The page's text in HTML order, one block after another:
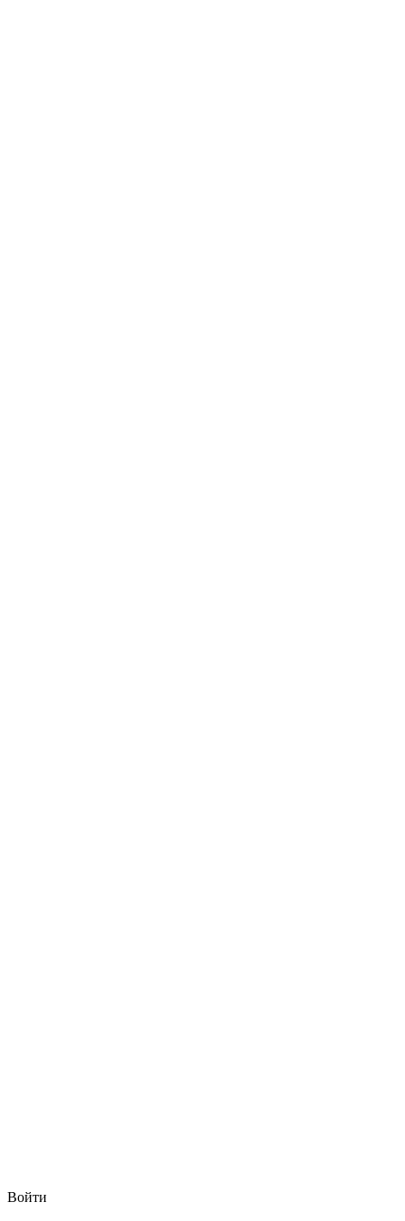
Войти